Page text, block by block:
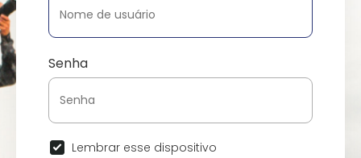
Senha
Lembrar esse dispositivo